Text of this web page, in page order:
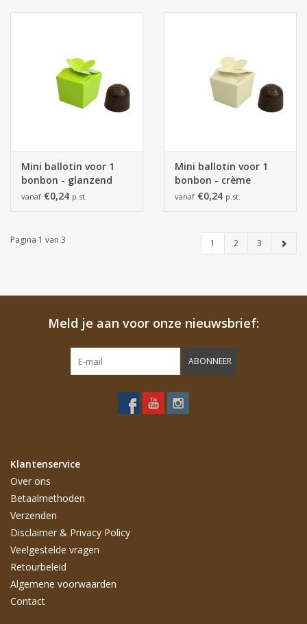
Mini ballotin voor 1
bonbon - glanzend
limoen
vanaf €0,24 p.st.
Mini ballotin voor 1
bonbon - crème
vanaf €0,24 p.st.
Pagina 1 van 3 1 2 3
Meld je aan voor onze nieuwsbrief:
ABONNEER
Klantenservice
Over ons
Betaalmethoden
Verzenden
Disclaimer & Privacy Policy
Veelgestelde vragen
Retourbeleid
Algemene voorwaarden
Contact